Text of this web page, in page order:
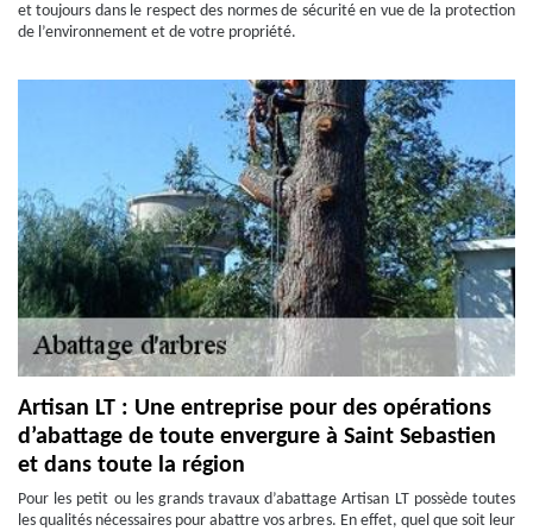
et toujours dans le respect des normes de sécurité en vue de la protection
de l’environnement et de votre propriété.
Artisan LT : Une entreprise pour des opérations
d’abattage de toute envergure à Saint Sebastien
et dans toute la région
Pour les petit ou les grands travaux d’abattage Artisan LT possède toutes
les qualités nécessaires pour abattre vos arbres. En effet, quel que soit leur